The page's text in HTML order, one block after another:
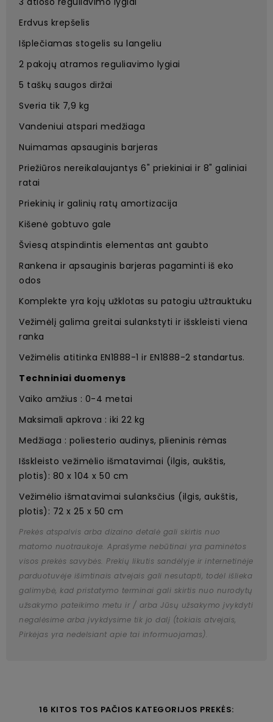
Erdvus krepšelis
Išplečiamas stogelis su langeliu
2 pakojų atramos reguliavimo lygiai
5 taškų saugos diržai
Sveria tik 7,9 kg
Vandeniui atspari medžiaga
Nuimamas apsauginis barjeras
Priežiūros nereikalaujantys 6" priekiniai ir 8" galiniai
ratai
Priekinių ir galinių ratų amortizacija
Kišenė gobtuvo gale
Šviesą atspindintis elementas ant gaubto
Rankena ir apsauginis barjeras pagaminti iš eko
odos
Komplekte yra kojų užklotas su patogiu užtrauktuku
Vežimėlį galima greitai sulankstyti ir išskleisti viena
ranka
Vežimėlis atitinka EN1888-1 ir EN1888-2 standartus.
Techniniai duomenys
Vaiko amžius : 0-4 metai
Maksimali apkrova : iki 22 kg
Medžiaga : poliesterio audinys, plieninis rėmas
Išskleisto vežimėlio išmatavimai (ilgis, aukštis,
plotis): 80 x 104 x 50 cm
Vežimėlio išmatavimai sulanksčius (ilgis, aukštis,
plotis): 72 x 25 x 50 cm
Prekės atspalvis arba dizaino detalė gali skirtis nuo
matomo nuotraukoje. Aprašyme nebūtinai yra paminėtos
visos prekės savybės. Prekių likutis sandėlyje ir internetinėje
parduotuvėje išimtinais atvejais gali nesutapti, todėl išlieka
galimybė, kad pristatymo terminai gali skirtis nuo nurodytų
užsakymo pateikimo metu ir / arba Jūsų užsakymo įvykdyti
negalėsime arba įvykdysime tik jo dalį (tokiais atvejais,
Pirkėjas yra nedelsiant apie tai informuojamas).
16 KITOS TOS PAČIOS KATEGORIJOS PREKĖS: